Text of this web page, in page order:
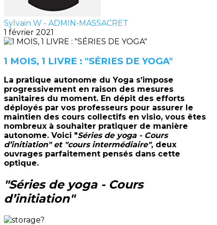
Sylvain W - ADMIN-MASSACRET
1 février 2021
1 MOIS, 1 LIVRE : "SÉRIES DE YOGA"
La pratique autonome du Yoga s’impose
progressivement en raison des mesures
sanitaires du moment. En dépit des efforts
déployés par vos professeurs pour assurer le
maintien des cours collectifs en visio, vous êtes
nombreux à souhaiter pratiquer de manière
autonome. Voici "Séries de yoga - Cours
d’initiation" et "cours intermédiaire", deux
ouvrages parfaitement pensés dans cette
optique.
"Séries de yoga - Cours
d’initiation"